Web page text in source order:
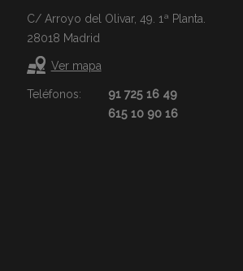
C/ Arroyo del Olivar, 49. 1ª Planta.
28018 Madrid
Ver mapa
Teléfonos:
91 725 16 49
615 10 90 16